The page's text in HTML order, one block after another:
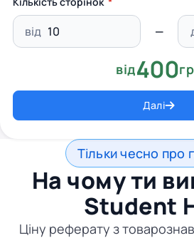
від
від400
Далі
Тільки чесно про
На чому ти
Student
Ціну реферату з